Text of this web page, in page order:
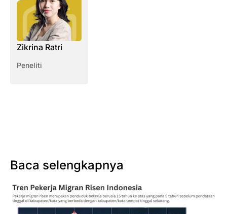
Zikrina Ratri
Peneliti
Baca selengkapnya